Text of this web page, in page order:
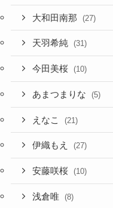
大和田南那 (27)
天羽希純 (31)
今田美桜 (10)
あまつまりな (5)
えなこ (21)
伊織もえ (27)
安藤咲桜 (10)
浅倉唯 (8)